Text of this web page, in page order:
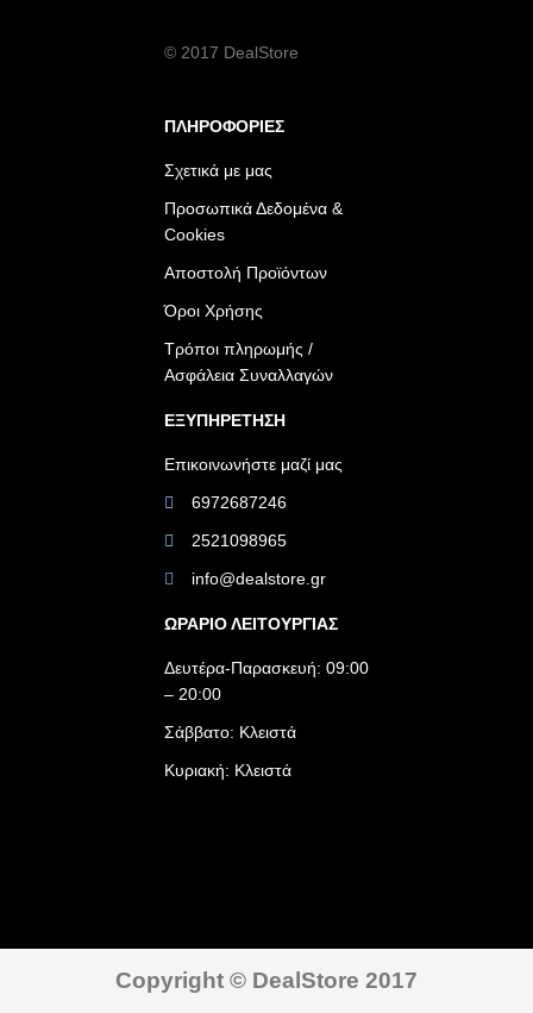
© 2017 DealStore
ΠΛΗΡΟΦΟΡΙΕΣ
Σχετικά με μας
Προσωπικά Δεδομένα &
Cookies
Αποστολή Προϊόντων
Όροι Χρήσης
Τρόποι πληρωμής /
Ασφάλεια Συναλλαγών
ΕΞΥΠΗΡΕΤΗΣΗ
Επικοινωνήστε μαζί μας
6972687246
2521098965
info@dealstore.gr
ΩΡΑΡΙΟ ΛΕΙΤΟΥΡΓΙΑΣ​
Δευτέρα-Παρασκευή: 09:00
– 20:00
Σάββατο: Κλειστά
Κυριακή: Κλειστά
Copyright © DealStore 2017